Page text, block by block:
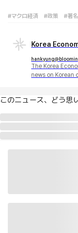
#マクロ経済 #政策 #著
Korea
The Korea
news on Korean
このニュース、どう思